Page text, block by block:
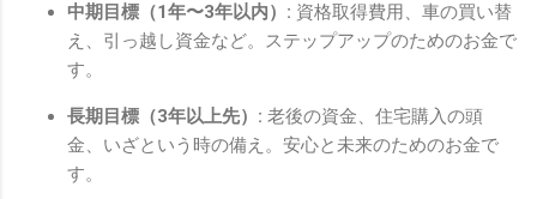
中期目標（1年〜3年以内）: 資格取得費用、車の買い替
え、引っ越し資金など。ステップアップのためのお金で
す。
長期目標（3年以上先）: 老後の資金、住宅購入の頭
金、いざという時の備え。安心と未来のためのお金で
す。